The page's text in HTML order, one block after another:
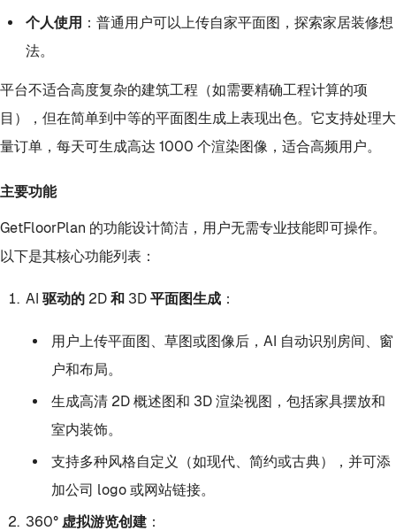
个人使用 ：普通用户可以上传自家平面图，探索家居装修想
法。
平台不适合高度复杂的建筑工程（如需要精确工程计算的项
目），但在简单到中等的平面图生成上表现出色。它支持处理大
量订单，每天可生成高达 1000 个渲染图像，适合高频用户。
主要功能
GetFloorPlan 的功能设计简洁，用户无需专业技能即可操作。
以下是其核心功能列表：
AI 驱动的 2D 和 3D 平面图生成：
用户上传平面图、草图或图像后，AI 自动识别房间、窗
户和布局。
生成高清 2D 概述图和 3D 渲染视图，包括家具摆放和
室内装饰。
支持多种风格自定义（如现代、简约或古典），并可添
加公司 logo 或网站链接。
360° 虚拟游览创建：